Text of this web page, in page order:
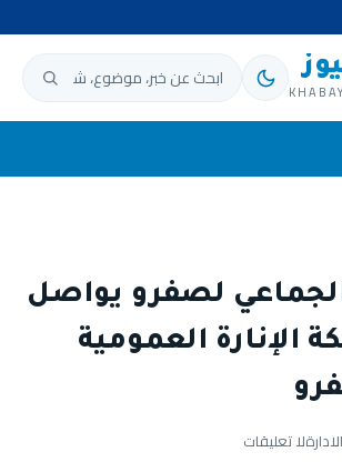
ابحث عن:
لصفرو يواصل
الإنارة العمومية
لا تعليقات